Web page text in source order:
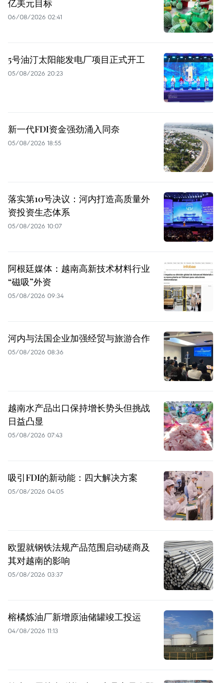
亿美元目标
06/08/2026 02:41
5号油汀太阳能发电厂项目正式开工
05/08/2026 20:23
新一代FDI资金强劲涌入同奈
05/08/2026 18:55
落实第10号决议：河内打造高质量外
资投资生态体系
05/08/2026 10:07
阿根廷媒体：越南高新技术材料行业
“磁吸”外资
05/08/2026 09:34
河内与法国企业加强经贸与旅游合作
05/08/2026 08:36
越南水产品出口保持增长势头但挑战
日益凸显
05/08/2026 07:43
吸引FDI的新动能：四大解决方案
05/08/2026 04:05
欧盟就钢铁法规产品范围启动磋商及
其对越南的影响
05/08/2026 03:37
榕橘炼油厂新增原油储罐竣工投运
04/08/2026 11:13